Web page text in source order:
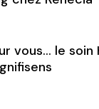
vous… le soin